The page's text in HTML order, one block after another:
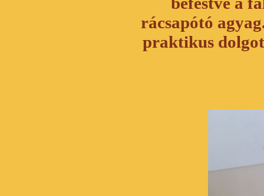
rácsapótó
praktikus